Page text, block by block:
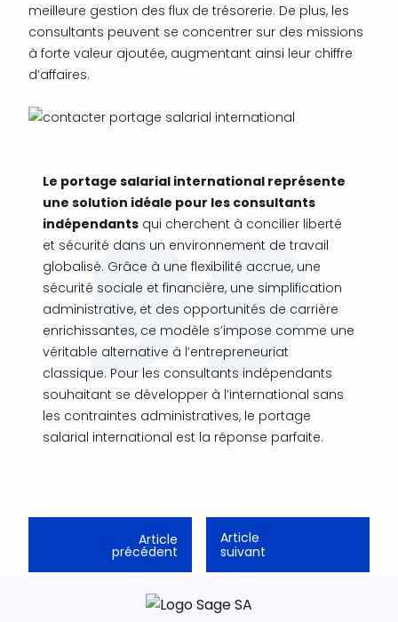
meilleure gestion des flux de trésorerie. De plus, les
consultants peuvent se concentrer sur des missions
à forte valeur ajoutée, augmentant ainsi leur chiffre
d’affaires.
Le portage salarial international représente
une solution idéale pour les consultants
indépendants qui cherchent à concilier liberté
et sécurité dans un environnement de travail
globalisé. Grâce à une flexibilité accrue, une
sécurité sociale et financière, une simplification
administrative, et des opportunités de carrière
enrichissantes, ce modèle s’impose comme une
véritable alternative à l’entrepreneuriat
classique. Pour les consultants indépendants
souhaitant se développer à l’international sans
les contraintes administratives, le portage
salarial international est la réponse parfaite.
Article
précédent
Article
suivant